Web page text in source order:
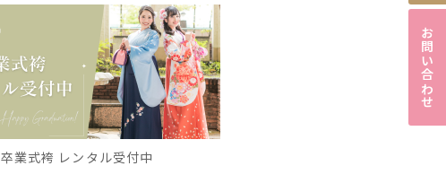
卒業式袴 レンタル受付中
お問い合わせ